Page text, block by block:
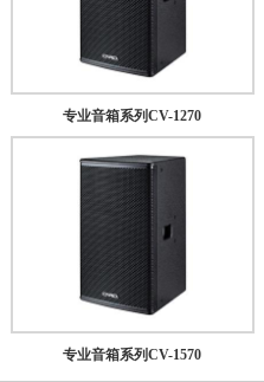
专业音箱系列CV-1270
专业音箱系列CV-1570